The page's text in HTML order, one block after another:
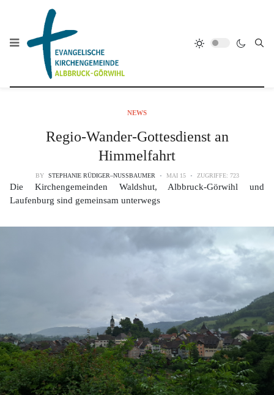
NEWS
Regio-Wander-Gottesdienst an
Himmelfahrt
BY STEPHANIE RÜDIGER–NUSSBAUMER MAI 15 ZUGRIFFE: 723
Die Kirchengemeinden Waldshut, Albbruck-Görwihl und
Laufenburg sind gemeinsam unterwegs